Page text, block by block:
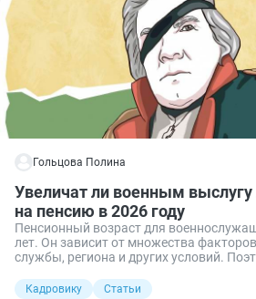
Гольцова Полина
Увеличат ли военным
на пенсию в 2026 году
Пенсионный возраст для
лет. Он зависит от множества
службы, региона и других условий.
сколько военные уходят на пенсию в
Кадровику Статьи